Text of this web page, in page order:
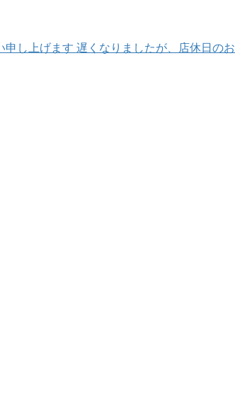
し上げます 遅くなりましたが、店休日の